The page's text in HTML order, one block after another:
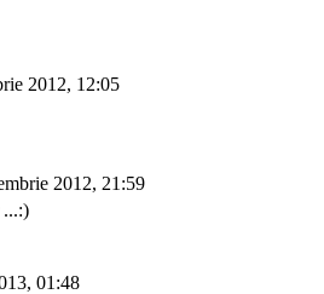
2012, 12:05
2012, 21:59
...:)
01:48